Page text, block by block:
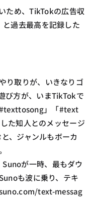
ため、TikTokの広告収
過去最高を記録した
り取りが、いきなりゴ
び方が、いまTikTokで
#texttosong」「#text
た知人とのメッセージ
、ジャンルもボーカ
が一時、最もダウ
も波に乗り、テキ
text-messag